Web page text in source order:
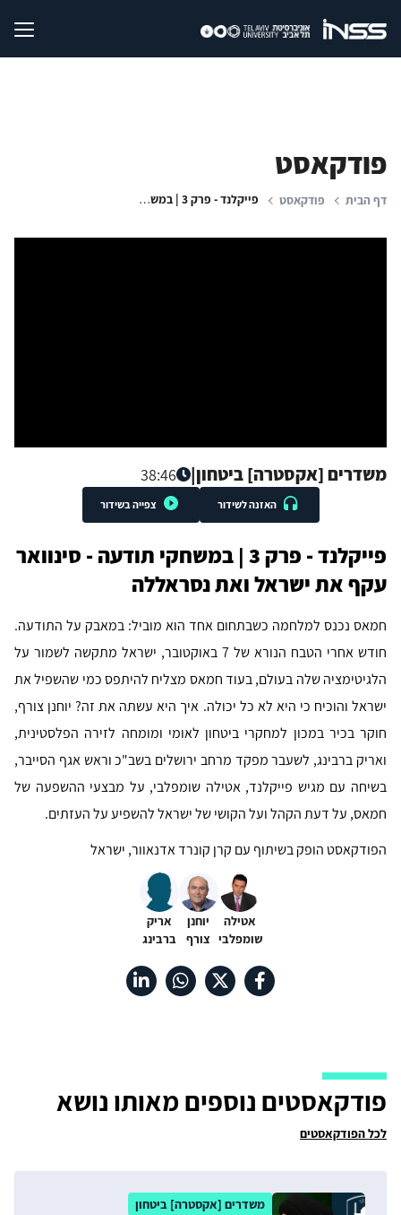
פודקאסט
דף הבית פודקאסט פייקלנד - פרק 3 | במשחקי תודעה - סינוואר עקף את ישראל ואת נסראללה
משדרים [אקסטרה] ביטחון|
38:46
האזנה לשידור צפייה בשידור
פייקלנד - פרק 3 | במשחקי תודעה - סינוואר
עקף את ישראל ואת נסראללה
חמאס נכנס למלחמה כשבתחום אחד הוא מוביל: במאבק על התודעה.
חודש אחרי הטבח הנורא של 7 באוקטובר, ישראל מתקשה לשמור על
הלגיטימציה שלה בעולם, בעוד חמאס מצליח להיתפס כמי שהשפיל את
ישראל והוכיח כי היא לא כל יכולה. איך היא עשתה את זה? יוחנן צורף,
חוקר בכיר במכון למחקרי ביטחון לאומי ומומחה לזירה הפלסטינית,
ואריק ברבינג, לשעבר מפקד מרחב ירושלים בשב"כ וראש אגף הסייבר,
בשיחה עם מגיש פייקלנד, אטילה שומפלבי, על מבצעי ההשפעה של
חמאס, על דעת הקהל ועל הקושי של ישראל להשפיע על העזתים.
הפודקאסט הופק בשיתוף עם קרן קונרד אדנאוור, ישראל
אטילה
שומפלבי
יוחנן
צורף
אריק
ברבינג
פודקאסטים נוספים מאותו נושא
לכל הפודקאסטים
משדרים [אקסטרה] ביטחון